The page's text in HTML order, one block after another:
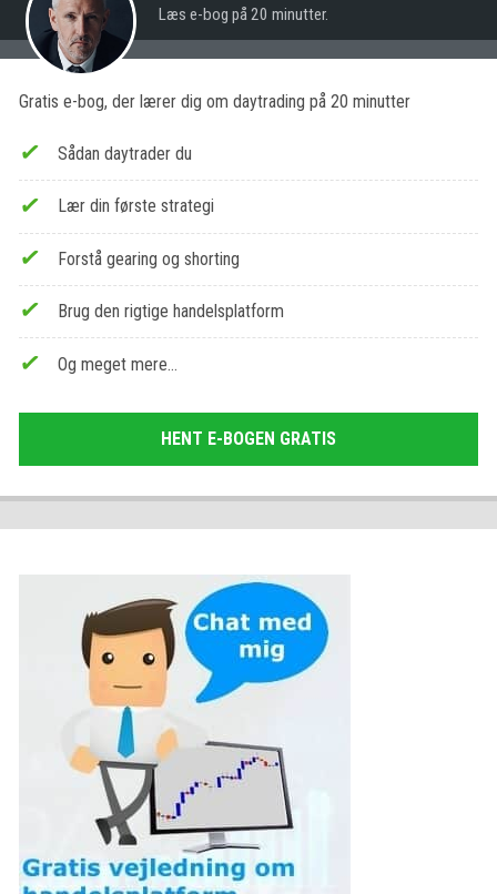
Læs e-bog på 20 minutter.
Gratis e-bog, der lærer dig om daytrading på 20 minutter
Sådan daytrader du
Lær din første strategi
Forstå gearing og shorting
Brug den rigtige handelsplatform
Og meget mere…
HENT E-BOGEN GRATIS